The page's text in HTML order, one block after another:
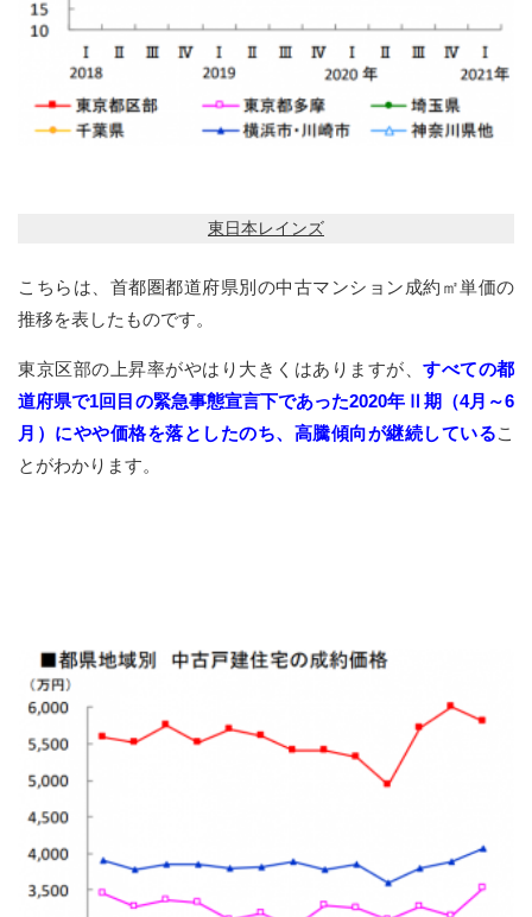
東日本レインズ
こちらは、首都圏都道府県別の中古マンション成約㎡単価の
推移を表したものです。
東京区部の上昇率がやはり大きくはありますが、 すべての都
道府県で1回目の緊急事態宣言下であった2020年Ⅱ期（4月～6
月）にやや価格を落としたのち、高騰傾向が継続しているこ
とがわかります。